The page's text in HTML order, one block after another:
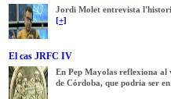
Jordi Molet entrevista
[+]
El cas JRFC IV
En Pep Mayolas reflexiona
de Córdoba, que podria ser